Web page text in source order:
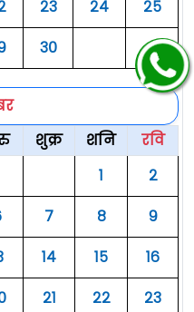
२३ २४
२५
३०
शुक्र शनि
रवि
१
२
७ ८
९
१४ १५
१६
२१ २२
२३